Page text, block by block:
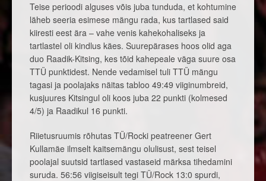
Teise perioodi alguses võis juba tunduda, et kohtumine
läheb seeria esimese mängu rada, kus tartlased said
kiiresti eest ära – vahe venis kahekohaliseks ja
tartlastel oli kindlus käes. Suurepärases hoos olid aga
duo Raadik-Kitsing, kes tõid kahepeale väga suure osa
TTÜ punktidest. Nende vedamisel tuli TTÜ mängu
tagasi ja poolajaks näitas tabloo 49:49 viiginumbreid,
kusjuures Kitsingul oli koos juba 22 punkti (kolmesed
4/5) ja Raadikul 16 punkti.
Riietusruumis rõhutas TÜ/Rocki peatreener Gert
Kullamäe ilmselt kaitsemängu olulisust, sest teisel
poolajal suutsid tartlased vastaseid märksa tihedamini
suruda. 56:56 viigiseisult tegi TÜ/Rock 13:0 spurdi,